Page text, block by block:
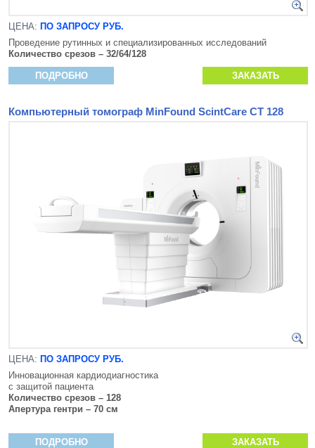
ЦЕНА: ПО ЗАПРОСУ РУБ.
Проведение рутинных и специализированных исследований
Количество срезов – 32/64/128
ПОДРОБНО ЗАКАЗАТЬ
Компьютерный томограф MinFound ScintCare CT 128
ЦЕНА: ПО ЗАПРОСУ РУБ.
Инновационная кардиодиагностика
с защитой пациента
Количество срезов – 128
Апертура гентри – 70 см
ПОДРОБНО ЗАКАЗАТЬ